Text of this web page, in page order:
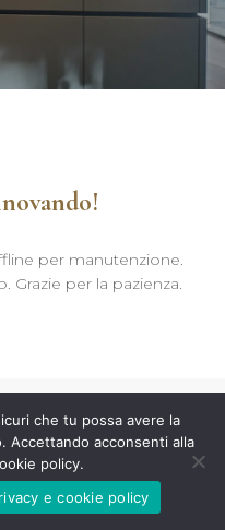
per manutenzione.
Grazie per la pazienza.
che tu possa avere la
Accettando acconsenti alla
policy.
e cookie policy